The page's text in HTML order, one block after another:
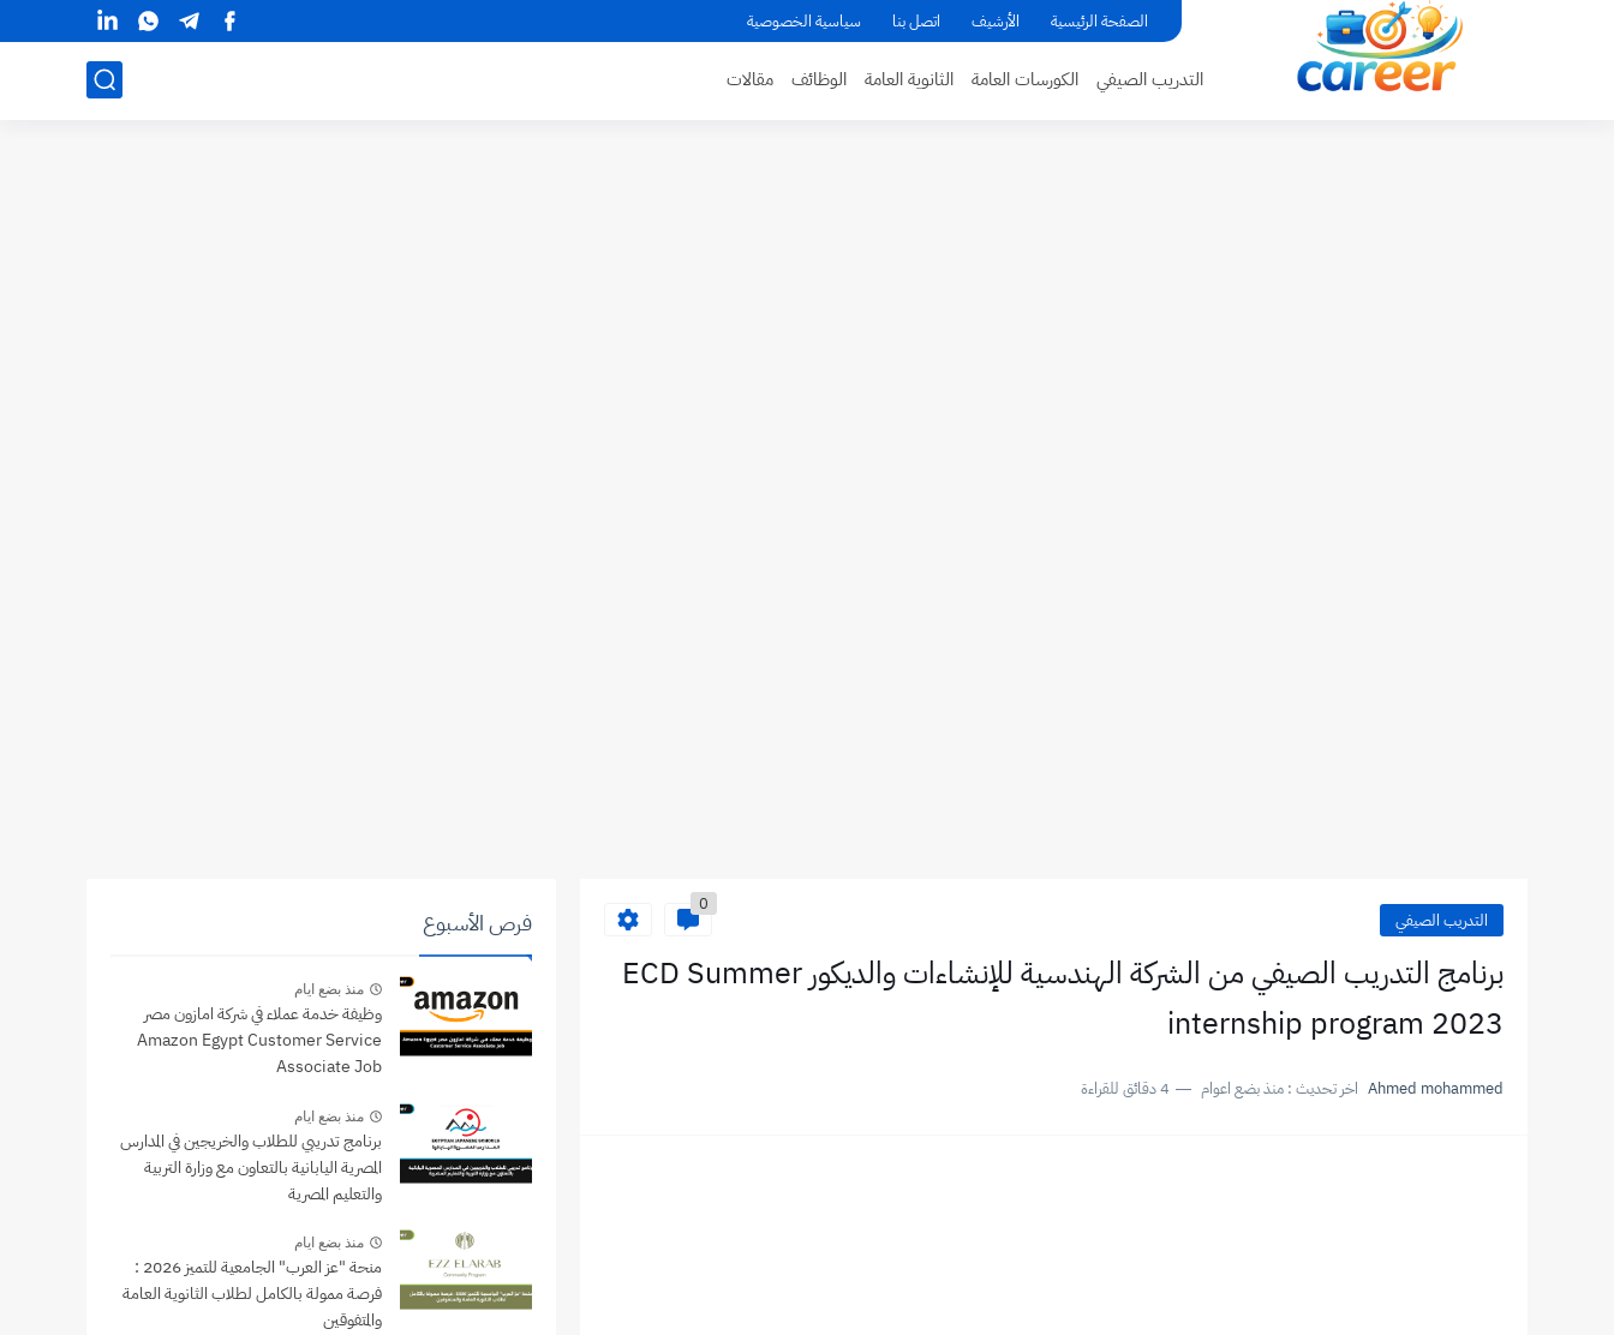
الصفحة الرئيسية الأرشيف اتصل بنا سياسية الخصوصية
التدريب الصيفي الكورسات العامة الثانوية العامة الوظائف مقالات
التدريب الصيفي
0
برنامج التدريب الصيفي من الشركة الهندسية للإنشاءات والديكور ECD Summer
internship program 2023
Ahmed mohammed اخر تحديث : منذ بضع اعوام 4 دقائق للقراءة
فرص الأسبوع
منذ بضع ايام
وظيفة خدمة عملاء في شركة امازون مصر
Amazon Egypt Customer Service
Associate Job
منذ بضع ايام
برنامج تدريبي للطلاب والخريجين في المدارس
المصرية اليابانية بالتعاون مع وزارة التربية
والتعليم المصرية
منذ بضع ايام
منحة "عز العرب" الجامعية للتميز 2026 :
فرصة ممولة بالكامل لطلاب الثانوية العامة
والمتفوقين